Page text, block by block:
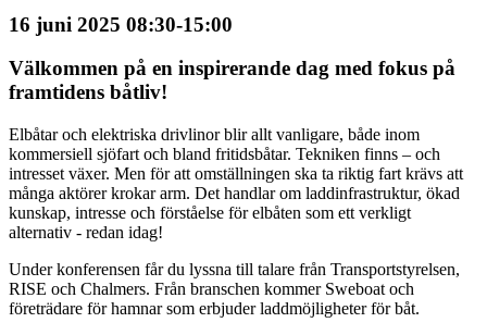
16 juni 2025 08:30-15:00
Välkommen på en inspirerande dag med fokus på
framtidens båtliv!
Elbåtar och elektriska drivlinor blir allt vanligare, både inom
kommersiell sjöfart och bland fritidsbåtar. Tekniken finns – och
intresset växer. Men för att omställningen ska ta riktig fart krävs att
många aktörer krokar arm. Det handlar om laddinfrastruktur, ökad
kunskap, intresse och förståelse för elbåten som ett verkligt
alternativ - redan idag!
Under konferensen får du lyssna till talare från Transportstyrelsen,
RISE och Chalmers. Från branschen kommer Sweboat och
företrädare för hamnar som erbjuder laddmöjligheter för båt.